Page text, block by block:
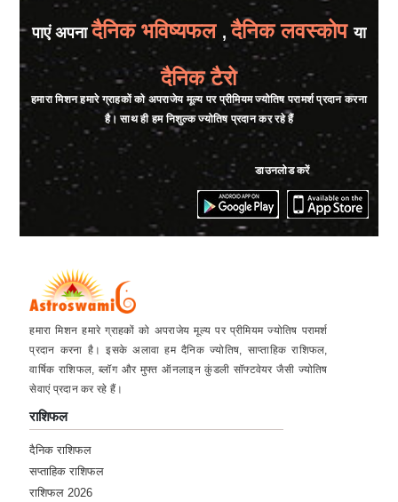
पाएं अपनादैनिक भविष्यफल , दैनिक लवस्कोपया
दैनिक टैरो
हमारा मिशन हमारे ग्राहकों को अपराजेय मूल्य पर प्रीमियम ज्योतिष परामर्श प्रदान करना
है। साथ ही हम निशुल्क ज्योतिष प्रदान कर रहे हैं
डाउनलोड करें
हमारा मिशन हमारे ग्राहकों को अपराजेय मूल्य पर प्रीमियम ज्योतिष परामर्श
प्रदान करना है। इसके अलावा हम दैनिक ज्योतिष, साप्ताहिक राशिफल,
वार्षिक राशिफल, ब्लॉग और मुफ्त ऑनलाइन कुंडली सॉफ्टवेयर जैसी ज्योतिष
सेवाएं प्रदान कर रहे हैं।
राशिफल
दैनिक राशिफल
सप्ताहिक राशिफल
राशिफल 2026